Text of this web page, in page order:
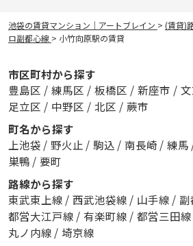
池袋の賃貸マンション｜アートブレイン > (賃貸)
ロ副都心線 > 小竹向原駅の賃貸
市区町村から探す
豊島区 / 練馬区 / 板橋区 / 新座市 /
足立区 / 中野区 / 北区 / 蕨市
町名から探す
上池袋 / 野火止 / 駒込 / 南長崎 / 練馬
巣鴨 / 要町
路線から探す
東武東上線 / 西武池袋線 / 山手線 /
都営大江戸線 / 有楽町線 / 都営三田線
丸ノ内線 / 埼京線